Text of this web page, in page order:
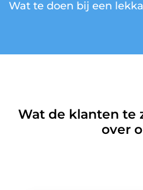
Wat te doen bij een
Wat de klanten te
over